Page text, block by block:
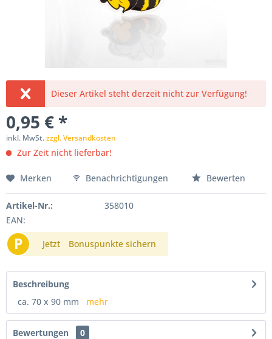
Dieser Artikel steht derzeit nicht zur Verfügung!
0,95 € *
inkl. MwSt.zzgl. Versandkosten
Zur Zeit nicht lieferbar!
Merken Benachrichtigungen Bewerten
Artikel-Nr.:
358010
EAN:
P Jetzt Bonuspunkte sichern
Beschreibung
ca. 70 x 90 mm mehr
Bewertungen
0